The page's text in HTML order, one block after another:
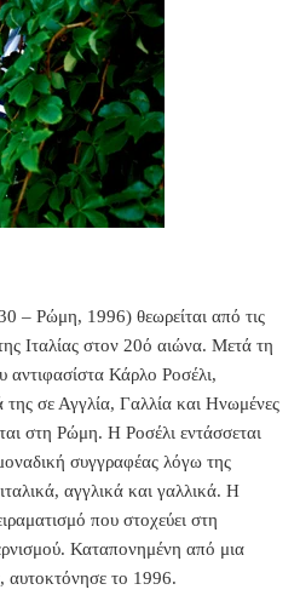
– Ρώμη, 1996) θεωρείται από τις
Ιταλίας στον 20ό αιώνα. Μετά τη
αντιφασίστα Κάρλο Ροσέλι,
της σε Αγγλία, Γαλλία και Ηνωμένες
στη Ρώμη. Η Ροσέλι εντάσσεται
συγγραφέας λόγω της
αγγλικά και γαλλικά. Η
που στοχεύει στη
Καταπονημένη από μια
αυτοκτόνησε το 1996.